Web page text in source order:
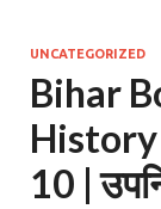
UNCATEGORIZED
Bihar
10 |